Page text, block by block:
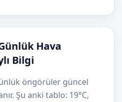
Hava
Bilgi
öngörüler güncel
Şu anki tablo: 19°C,